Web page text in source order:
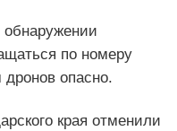
по номеру
опасно.
края отменили